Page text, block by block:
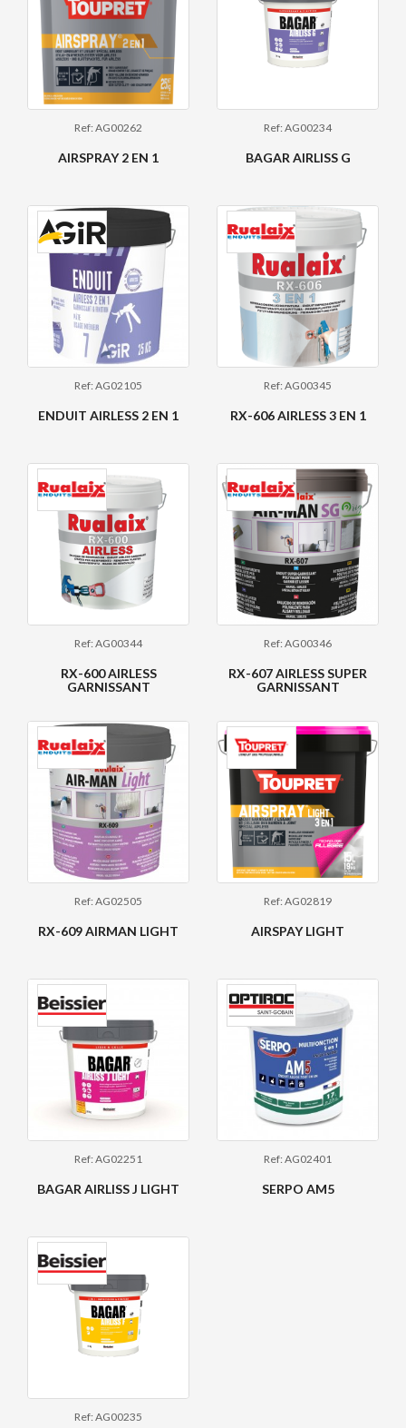
Ref: AG00262
AIRSPRAY 2 EN 1
Ref: AG00234
BAGAR AIRLISS G
Ref: AG02105
ENDUIT AIRLESS 2 EN 1
Ref: AG00345
RX-606 AIRLESS 3 EN 1
Ref: AG00344
RX-600 AIRLESS
GARNISSANT
Ref: AG00346
RX-607 AIRLESS SUPER
GARNISSANT
Ref: AG02505
RX-609 AIRMAN LIGHT
Ref: AG02819
AIRSPAY LIGHT
Ref: AG02251
BAGAR AIRLISS J LIGHT
Ref: AG02401
SERPO AM5
Ref: AG00235